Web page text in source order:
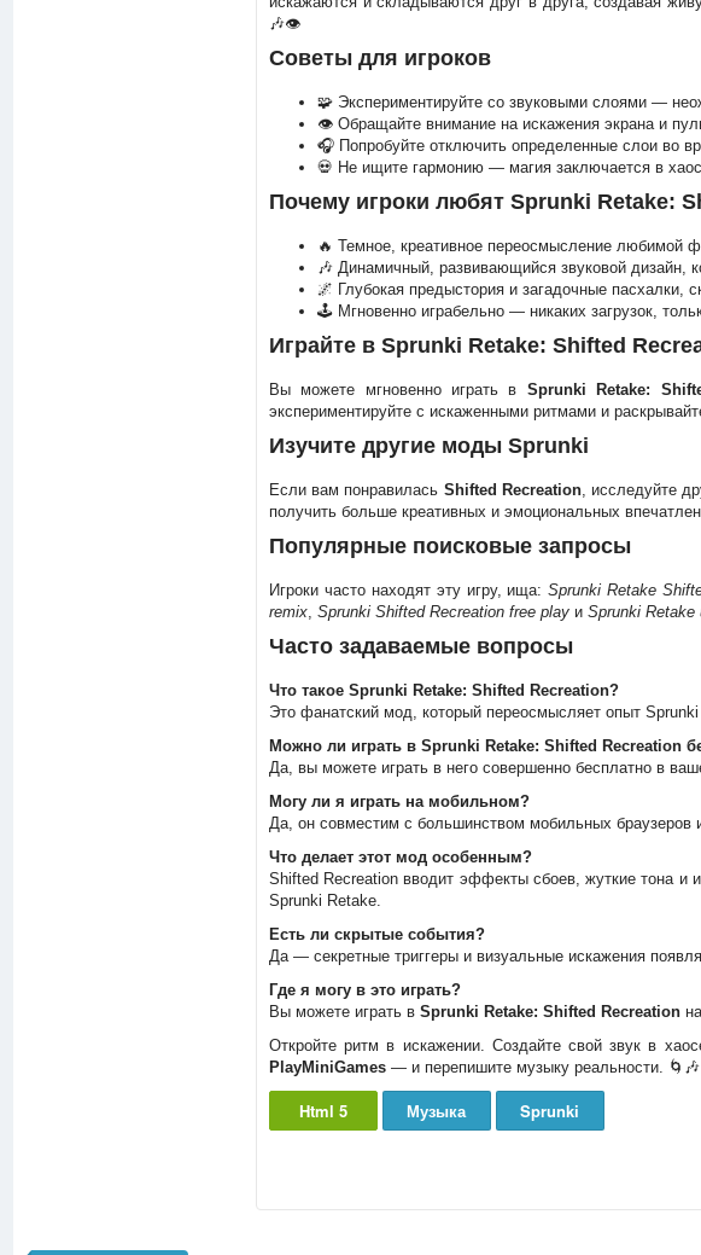
🎶👁️
Советы для игроков
🧩 Экспериментируйте со звуковыми слоями —
👁️ Обращайте внимание на искажения экрана и
🎧 Попробуйте отключить определенные слои во
💀 Не ищите гармонию — магия заключается в
Почему игроки любят Sprunki Retake:
🔥 Темное, креативное переосмысление любимой
🎶 Динамичный, развивающийся звуковой дизайн,
🌌 Глубокая предыстория и загадочные пасхалки,
🕹️ Мгновенно играбельно — никаких загрузок,
Играйте в Sprunki Retake: Shifted
Вы можете мгновенно играть в Sprunki Retake:
экспериментируйте с искаженными ритмами и
Изучите другие моды Sprunki
Если вам понравилась Shifted Recreation, исследуйте
получить больше креативных и эмоциональных
Популярные поисковые запросы
Игроки часто находят эту игру, ища:Sprunki Retake
remix, Sprunki Shifted Recreation free playи Sprunki Retake
Часто задаваемые вопросы
Что такое Sprunki Retake: Shifted Recreation?
Это фанатский мод, который переосмысляет опыт
Можно ли играть в Sprunki Retake: Shifted Recreation
Да, вы можете играть в него совершенно бесплатно в
Могу ли я играть на мобильном?
Да, он совместим с большинством мобильных браузеров
Что делает этот мод особенным?
Shifted Recreation вводит эффекты сбоев, жуткие тона и
Sprunki Retake.
Есть ли скрытые события?
Да — секретные триггеры и визуальные искажения
Где я могу в это играть?
Вы можете играть в Sprunki Retake: Shifted Recreation
Откройте ритм в искажении. Создайте свой звук в
PlayMiniGames— и перепишите музыку реальности. 🌀🎶
Html 5 Музыка Sprunki